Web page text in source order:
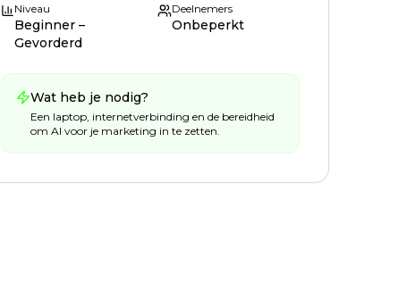
Niveau
Beginner –
Gevorderd
Deelnemers
Onbeperkt
Wat heb je nodig?
Een laptop, internetverbinding en de bereidheid
om AI voor je marketing in te zetten.